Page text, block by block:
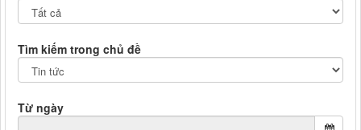
Tìm kiếm trong chủ đề
Từ ngày